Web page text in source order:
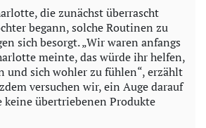
die zunächst überrascht
begann, solche Routinen zu
sich besorgt. „Wir waren anfangs
meinte, das würde ihr helfen,
und sich wohler zu fühlen“, erzählt
versuchen wir, ein Auge darauf
keine übertriebenen Produkte